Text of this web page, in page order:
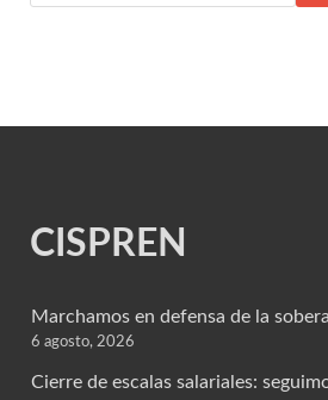
CISPREN
Marchamos en defensa de la
6 agosto, 2026
Cierre de escalas salariales: